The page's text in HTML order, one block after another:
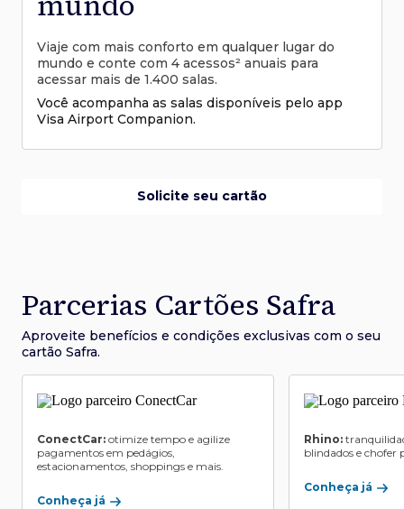
Viaje com mais conforto em qualquer lugar do
mundo e conte com 4 acessos² anuais para
acessar mais de 1.400 salas.
Você acompanha as salas disponíveis pelo app
Visa Airport Companion.
Solicite seu cartão
Parcerias Cartões Safra
Aproveite benefícios e condições exclusivas com o seu
cartão Safra.
ConectCar: otimize tempo e agilize
pagamentos em pedágios,
estacionamentos, shoppings e mais.
Conheça já
Rhino:
blindados e chofer
Conheça já